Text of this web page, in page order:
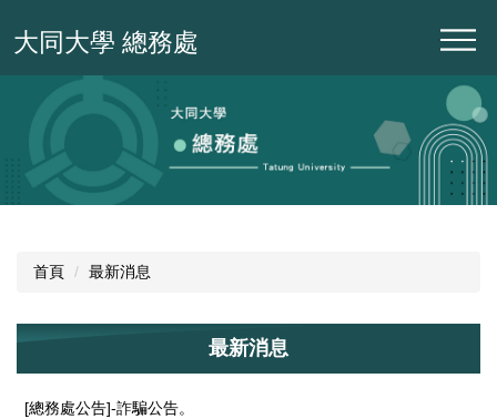
到
大同大學 總務處
首頁 最新消息
最新消息
[總務處公告]-詐騙公告。